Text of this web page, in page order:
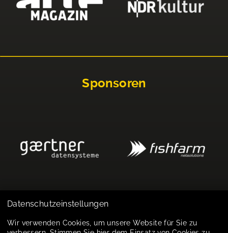
Sponsoren
Impressum
Datenschutzeinstellungen
Wir verwenden Cookies, um unsere Website für Sie zu